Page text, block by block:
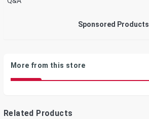
Sponsored Products
More from this store
Related Products